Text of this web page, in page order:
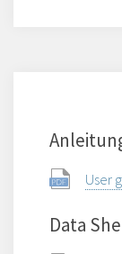
User
Data